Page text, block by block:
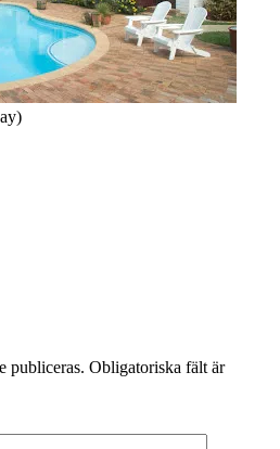
publiceras. Obligatoriska fält är